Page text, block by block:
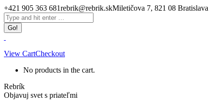
Skip
to
content
+421 905 363 681rebrik@rebrik.skMiletičova 7, 821 08 Bratislava
Facebook
page
opens
in
new
window
Search:
View CartCheckout
No products in the cart.
Rebrík
Objavuj svet s priateľmi